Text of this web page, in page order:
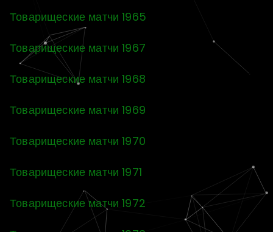
Товарищеские матчи 1965
Товарищеские матчи 1967
Товарищеские матчи 1968
Товарищеские матчи 1969
Товарищеские матчи 1970
Товарищеские матчи 1971
Товарищеские матчи 1972